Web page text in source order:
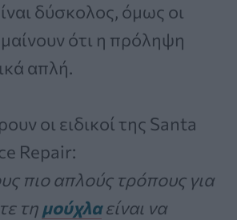
δύσκολος, όμως οι
ότι η πρόληψη
απλή.
οι ειδικοί της Santa
Repair:
πιο απλούς τρόπους για
τη μούχλαείναι να